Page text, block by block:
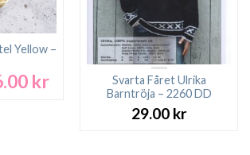
Yellow –
krDet
nuvarande
Svarta Fåret Ulrika
Barntröja – 2260 DD
29.00 kr